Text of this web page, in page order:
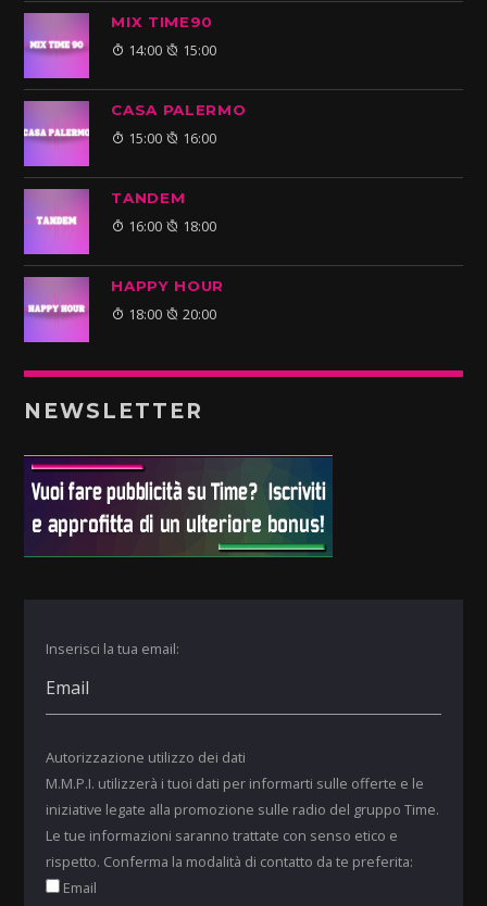
MIX TIME90
14:00 15:00
CASA PALERMO
15:00 16:00
TANDEM
16:00 18:00
HAPPY HOUR
18:00 20:00
NEWSLETTER
Inserisci la tua email:
Autorizzazione utilizzo dei dati
M.M.P.I. utilizzerà i tuoi dati per informarti sulle offerte e le
iniziative legate alla promozione sulle radio del gruppo Time.
Le tue informazioni saranno trattate con senso etico e
rispetto. Conferma la modalità di contatto da te preferita:
Email